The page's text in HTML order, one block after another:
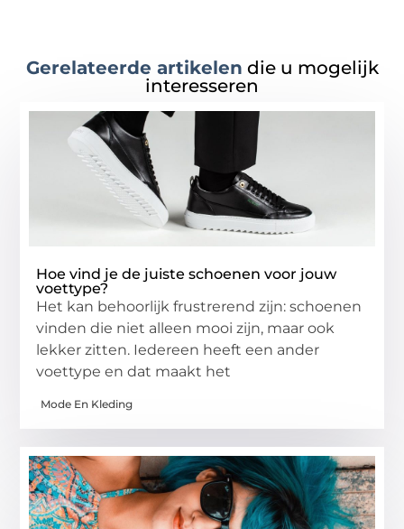
Gerelateerde artikelen die u mogelijk
interesseren
Hoe vind je de juiste schoenen voor jouw
voettype?
Het kan behoorlijk frustrerend zijn: schoenen
vinden die niet alleen mooi zijn, maar ook
lekker zitten. Iedereen heeft een ander
voettype en dat maakt het
Mode En Kleding